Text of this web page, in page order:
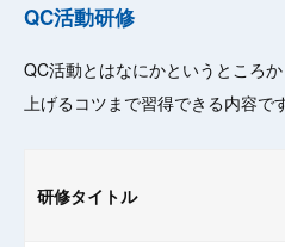
QC活動研修
QC活動とはなにかというところ
上げるコツまで習得できる内容です
研修タイトル